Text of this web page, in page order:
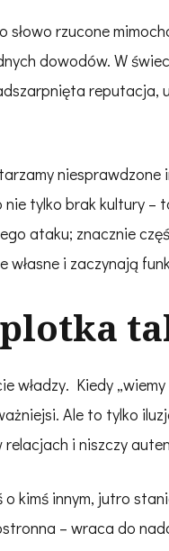
słowo rzucone
dowodów. W
reputacja,
niesprawdzone
tylko brak kultury –
ataku; znacznie
własne i zaczynają
władzy. Kiedy
Ale to tylko
i niszczy
kimś innym, jutro
– wraca do